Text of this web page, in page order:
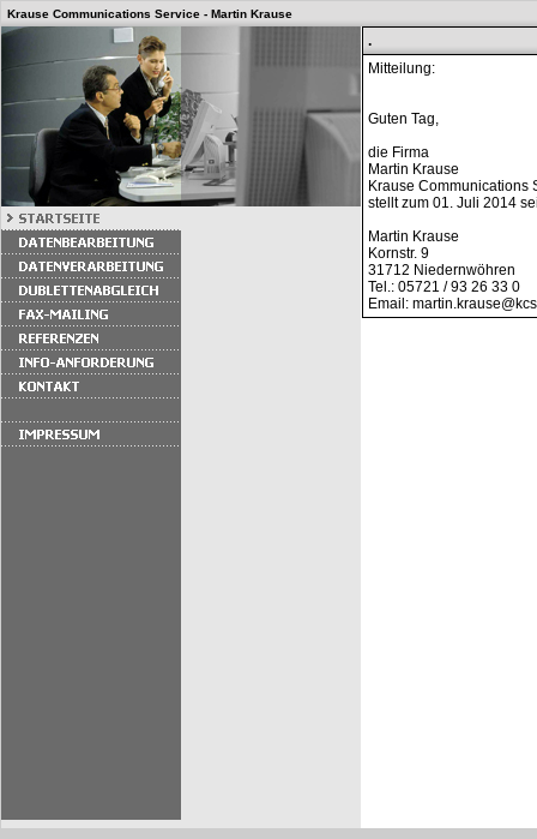
Krause Communications Service - Martin Krause
.
Mitteilung:
Guten Tag,
die Firma
Martin Krause
Krause Communications
stellt zum 01. Juli 2014
Martin Krause
Kornstr. 9
31712 Niedernwöhren
Tel.: 05721 / 93 26 33 0
Email: